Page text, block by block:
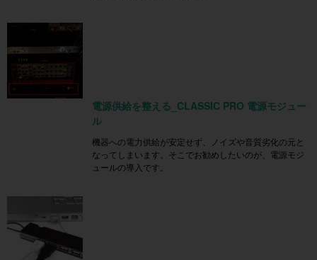
電源供給を整える_CLASSIC PRO 電源モジュー
ル
機器への電力供給が安定せず、ノイズや音質劣化の元と
なってしまいます。そこでお勧めしたいのが、電源モジ
ュールの導入です。